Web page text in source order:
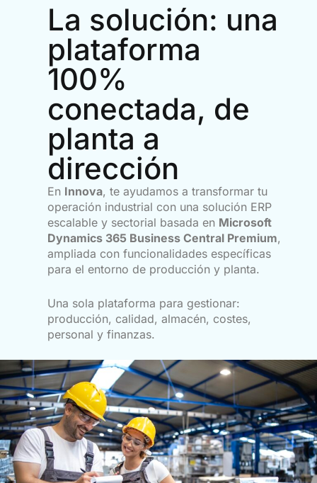
La solución: una
plataforma
100%
conectada, de
planta a
dirección
En Innova, te ayudamos a transformar tu
operación industrial con una solución ERP
escalable y sectorial basada en Microsoft
Dynamics 365 Business Central Premium,
ampliada con funcionalidades específicas
para el entorno de producción y planta.
Una sola plataforma para gestionar:
producción, calidad, almacén, costes,
personal y finanzas.